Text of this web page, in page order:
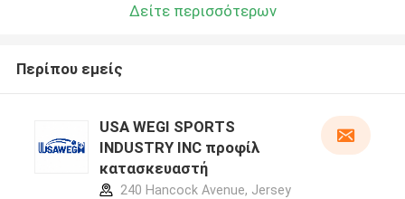
Δείτε περισσότερων
Περίπου εμείς
USA WEGI SPORTS
INDUSTRY INC προφίλ
κατασκευαστή
240 Hancock Avenue, Jersey